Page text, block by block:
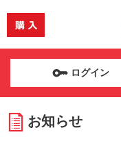
ログイン
お知らせ